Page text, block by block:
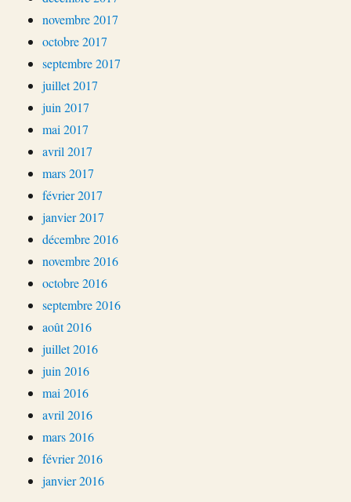
novembre 2017
octobre 2017
septembre 2017
juillet 2017
juin 2017
mai 2017
avril 2017
mars 2017
février 2017
janvier 2017
décembre 2016
novembre 2016
octobre 2016
septembre 2016
août 2016
juillet 2016
juin 2016
mai 2016
avril 2016
mars 2016
février 2016
janvier 2016